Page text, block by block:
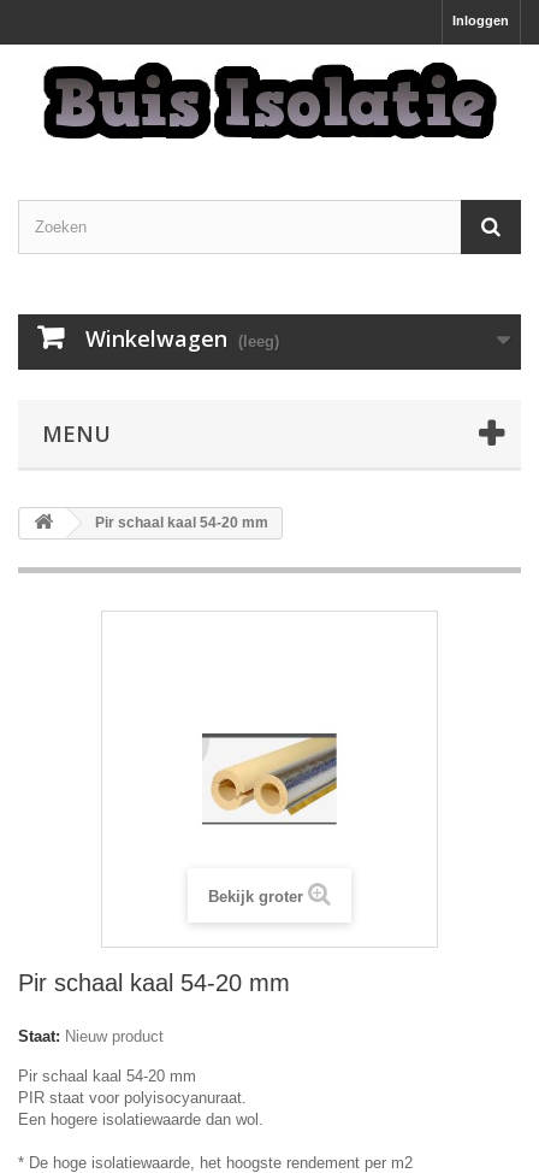
Inloggen
Winkelwagen (leeg)
MENU
Pir schaal kaal 54-20 mm
Bekijk groter
Pir schaal kaal 54-20 mm
Staat: Nieuw product
Pir schaal kaal 54-20 mm
PIR staat voor polyisocyanuraat.
Een hogere isolatiewaarde dan wol.
* De hoge isolatiewaarde, het hoogste rendement per m2